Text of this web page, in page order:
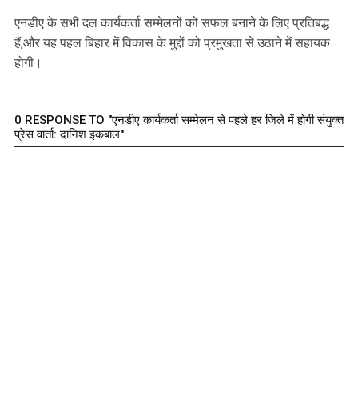
एनडीए के सभी दल कार्यकर्ता सम्मेलनों को सफल बनाने के लिए प्रतिबद्ध
हैं,और यह पहल बिहार में विकास के मुद्दों को प्रमुखता से उठाने में सहायक
होगी।
0 RESPONSE TO "एनडीए कार्यकर्ता सम्मेलन से पहले हर जिले में होगी संयुक्त
प्रेस वार्ता: दानिश इकबाल"